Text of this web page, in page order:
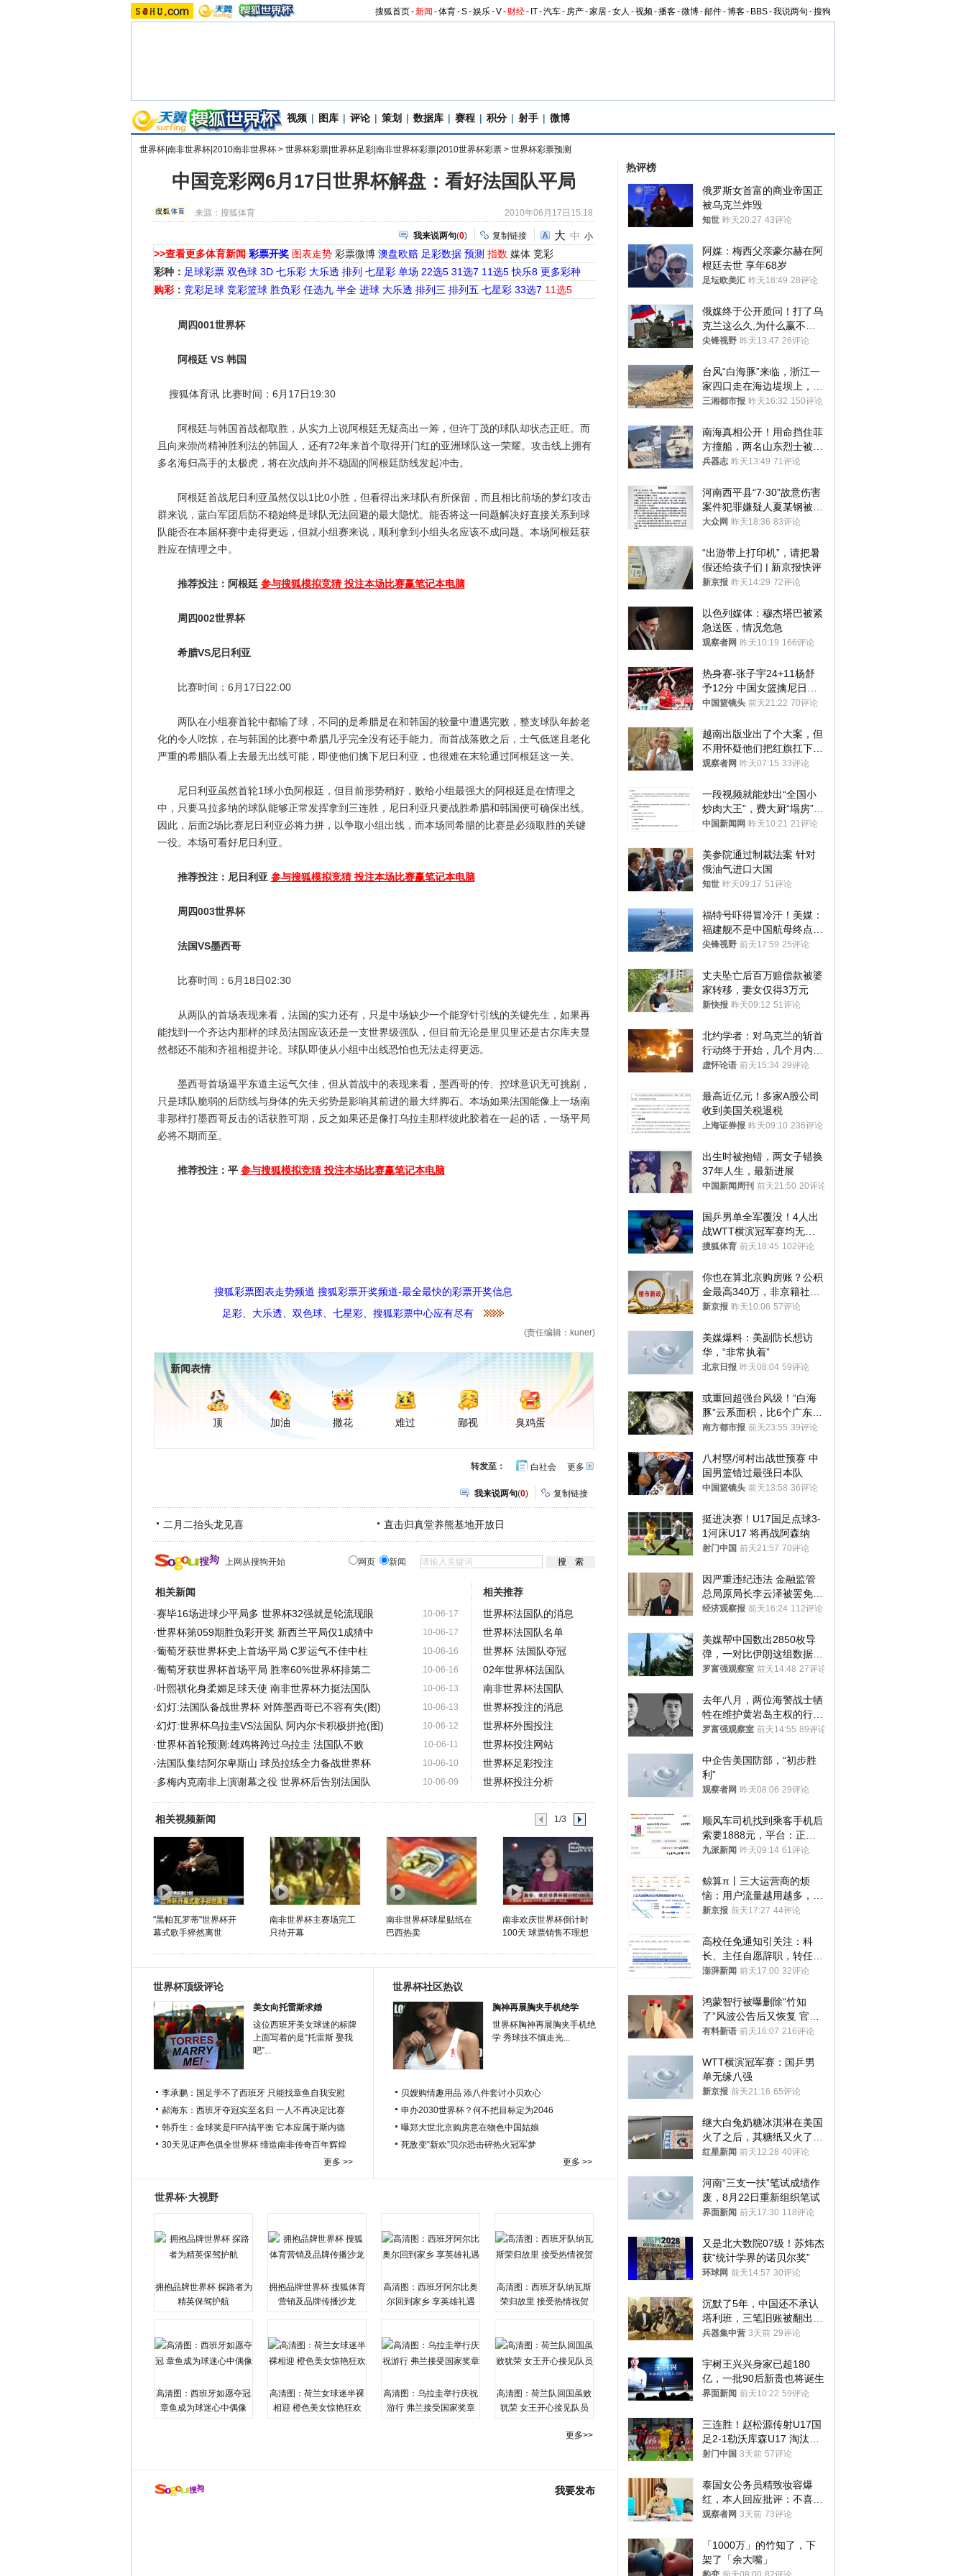
搜狐首页-新闻 -体育-S-娱乐-V- 财经- IT-汽车- 房产-家居-女人 -视频-播客-微博-邮件-博客- BBS-我说两句 -搜狗
视频 | 图库 | 评论 | 策划 | 数据库 | 赛程 | 积分 | 射手 | 微博
世界杯|南非世界杯|2010南非世界杯 > 世界杯彩票|世界杯足彩|南非世界杯彩票|2010世界杯彩票 > 世界杯彩票预测
中国竞彩网6月17日世界杯解盘：看好法国队平局
来源：搜狐体育 2010年06月17日15:18
我来说两句(0) 复制链接 大 中 小
>>查看更多体育新闻 彩票开奖 图表走势 彩票微博 澳盘欧赔 足彩数据 预测 指数 媒体 竞彩
彩种： 足球彩票 双色球 3D 七乐彩 大乐透 排列 七星彩 单场 22选5 31选7 11选5 快乐8 更多彩种
购彩： 竞彩足球 竞彩篮球 胜负彩 任选九 半全 进球 大乐透 排列三 排列五 七星彩 33选7 11选5
周四001世界杯
阿根廷 VS 韩国
搜狐体育讯 比赛时间：6月17日19:30
阿根廷与韩国首战都取胜，从实力上说阿根廷无疑高出一筹，但许丁茂的球队却状态正旺。而
且向来崇尚精神胜利法的韩国人，还有72年来首个取得开门红的亚洲球队这一荣耀。攻击线上拥有
多名海归高手的太极虎，将在次战向并不稳固的阿根廷防线发起冲击。
阿根廷首战尼日利亚虽然仅以1比0小胜，但看得出来球队有所保留，而且相比前场的梦幻攻击
群来说，蓝白军团后防不稳始终是球队无法回避的最大隐忧。能否将这一问题解决好直接关系到球
队能否在本届杯赛中走得更远，但就小组赛来说，顺利拿到小组头名应该不成问题。本场阿根廷获
胜应在情理之中。
推荐投注：阿根廷 参与搜狐模拟竞猜 投注本场比赛赢笔记本电脑
周四002世界杯
希腊VS尼日利亚
比赛时间：6月17日22:00
两队在小组赛首轮中都输了球，不同的是希腊是在和韩国的较量中遭遇完败，整支球队年龄老
化的令人吃惊，在与韩国的比赛中希腊几乎完全没有还手能力。而首战落败之后，士气低迷且老化
严重的希腊队看上去最无出线可能，即使他们擒下尼日利亚，也很难在末轮通过阿根廷这一关。
尼日利亚虽然首轮1球小负阿根廷，但目前形势稍好，败给小组最强大的阿根廷是在情理之
中，只要马拉多纳的球队能够正常发挥拿到三连胜，尼日利亚只要战胜希腊和韩国便可确保出线。
因此，后面2场比赛尼日利亚必将力拼，以争取小组出线，而本场同希腊的比赛是必须取胜的关键
一役。本场可看好尼日利亚。
推荐投注：尼日利亚 参与搜狐模拟竞猜 投注本场比赛赢笔记本电脑
周四003世界杯
法国VS墨西哥
比赛时间：6月18日02:30
从两队的首场表现来看，法国的实力还有，只是中场缺少一个能穿针引线的关键先生，如果再
能找到一个齐达内那样的球员法国应该还是一支世界级强队，但目前无论是里贝里还是古尔库夫显
然都还不能和齐祖相提并论。球队即使从小组中出线恐怕也无法走得更远。
墨西哥首场逼平东道主运气欠佳，但从首战中的表现来看，墨西哥的传、控球意识无可挑剔，
只是球队脆弱的后防线与身体的先天劣势是影响其前进的最大绊脚石。本场如果法国能像上一场南
非那样打墨西哥反击的话获胜可期，反之如果还是像打乌拉圭那样彼此胶着在一起的话，一场平局
必将不期而至。
推荐投注：平 参与搜狐模拟竞猜 投注本场比赛赢笔记本电脑
搜狐彩票图表走势频道 搜狐彩票开奖频道-最全最快的彩票开奖信息
足彩、大乐透、双色球、七星彩、搜狐彩票中心应有尽有
(责任编辑：kuner)
新闻表情
顶 加油 撒花 难过 鄙视 臭鸡蛋
更多开
网
瓣
转发至： 白社会
我来说两句(0) 复制链接
二月二抬头龙见喜 直击归真堂养熊基地开放日
上网从搜狗开始 网页 新闻
相关新闻
10-06-17
·赛毕16场进球少平局多 世界杯32强就是轮流现眼
10-06-17
·世界杯第059期胜负彩开奖 新西兰平局仅1成猜中
10-06-16
·葡萄牙获世界杯史上首场平局 C罗运气不佳中柱
10-06-16
·葡萄牙获世界杯首场平局 胜率60%世界杯排第二
10-06-13
·叶熙祺化身柔媚足球天使 南非世界杯力挺法国队
10-06-13
·幻灯:法国队备战世界杯 对阵墨西哥已不容有失(图)
10-06-12
·幻灯:世界杯乌拉圭VS法国队 阿内尔卡积极拼抢(图)
10-06-11
·世界杯首轮预测:雄鸡将跨过乌拉圭 法国队不败
10-06-10
·法国队集结阿尔卑斯山 球员拉练全力备战世界杯
10-06-09
·多梅内克南非上演谢幕之役 世界杯后告别法国队
相关推荐
世界杯法国队的消息
世界杯法国队名单
世界杯 法国队夺冠
02年世界杯法国队
南非世界杯法国队
世界杯投注的消息
世界杯外围投注
世界杯投注网站
世界杯足彩投注
世界杯投注分析
相关视频新闻 1/3
"黑帕瓦罗蒂"世界杯开
幕式歌手猝然离世
南非世界杯主赛场完工
只待开幕
南非世界杯球星贴纸在
巴西热卖
南非欢庆世界杯倒计时
100天 球票销售不理想
世界杯顶级评论
美女向托雷斯求婚
这位西班牙美女球迷的标牌
上面写着的是“托雷斯 娶我
吧”...
李承鹏：国足学不了西班牙 只能找章鱼自我安慰
郝海东：西班牙夺冠实至名归 一人不再决定比赛
韩乔生：金球奖是FIFA搞平衡 它本应属于斯内德
30天见证声色俱全世界杯 缔造南非传奇百年辉煌
更多 >>
世界杯社区热议
胸神再展胸夹手机绝学
世界杯胸神再展胸夹手机绝
学 秀球技不慎走光...
贝嫂购情趣用品 添八件套讨小贝欢心
申办2030世界杯？何不把目标定为2046
曝郑大世北京购房意在物色中国姑娘
死敌变“新欢”贝尔恐击碎热火冠军梦
更多 >>
世界杯·大视野
拥抱品牌世界杯 探路者为
精英保驾护航
拥抱品牌世界杯 搜狐体育
营销及品牌传播沙龙
高清图：西班牙阿尔比奥
尔回到家乡 享英雄礼遇
高清图：西班牙队纳瓦斯
荣归故里 接受热情祝贺
高清图：西班牙如愿夺冠
章鱼成为球迷心中偶像
高清图：荷兰女球迷半裸
相迎 橙色美女惊艳狂欢
高清图：乌拉圭举行庆祝
游行 弗兰接受国家奖章
高清图：荷兰队回国虽败
犹荣 女王开心接见队员
更多>>
我要发布
热评榜
俄罗斯女首富的商业帝国正
被乌克兰炸毁
知世 昨天20:27 43评论
阿媒：梅西父亲豪尔赫在阿
根廷去世 享年68岁
足坛欧美汇 昨天18:49 28评论
俄媒终于公开质问！打了乌
克兰这么久,为什么赢不了?
答案令人沉默
尖锋视野 昨天13:47 26评论
台风“白海豚”来临，浙江一
家四口走在海边堤坝上，其
中9岁男孩被巨浪卷入海
三湘都市报 昨天16:32 150评论
南海真相公开！用命挡住菲
方撞船，两名山东烈士被授
武警最高荣誉
兵器志 昨天13:49 71评论
河南西平县“7·30”故意伤害
案件犯罪嫌疑人夏某钢被抓
获
大众网 昨天18:36 83评论
“出游带上打印机”，请把暑
假还给孩子们 | 新京报快评
新京报 昨天14:29 72评论
以色列媒体：穆杰塔巴被紧
急送医，情况危急
观察者网 昨天10:19 166评论
热身赛-张子宇24+11杨舒
予12分 中国女篮擒尼日利
亚
中国篮镜头 前天21:22 70评论
越南出版业出了个大案，但
不用怀疑他们把红旗扛下去
的决心
观察者网 昨天07:15 33评论
一段视频就能炒出“全国小
炒肉大王”，费大厨“塌房”了
吗？
中国新闻网 昨天10:21 21评论
美参院通过制裁法案 针对
俄油气进口大国
知世 昨天09:17 51评论
福特号吓得冒冷汗！美媒：
福建舰不是中国航母终点，
而是新起点！
尖锋视野 前天17:59 25评论
丈夫坠亡后百万赔偿款被婆
家转移，妻女仅得3万元
新快报 昨天09:12 51评论
北约学者：对乌克兰的斩首
行动终于开始，几个月内乌
将投降
虚怀论语 前天15:34 29评论
最高近亿元！多家A股公司
收到美国关税退税
上海证券报 昨天09:10 236评论
出生时被抱错，两女子错换
37年人生，最新进展
中国新闻周刊 前天21:50 20评论
国乒男单全军覆没！4人出
战WTT横滨冠军赛均无缘
八强
搜狐体育 前天18:45 102评论
你也在算北京购房账？公积
金最高340万，非京籍社保
1年
新京报 昨天10:06 57评论
美媒爆料：美副防长想访
华，“非常执着”
北京日报 昨天08:04 59评论
或重回超强台风级！“白海
豚”云系面积，比6个广东还
大！深圳官方：注意这件事
南方都市报 前天23:55 39评论
八村塁/河村出战世预赛 中
国男篮错过最强日本队
中国篮镜头 前天13:58 36评论
挺进决赛！U17国足点球3-
1河床U17 将再战阿森纳
射门中国 前天21:57 70评论
因严重违纪违法 金融监管
总局原局长李云泽被罢免全
国人大代表
经济观察报 前天16:24 112评论
美媒帮中国数出2850枚导
弹，一对比伊朗这组数据，
发现出大事了
罗富强观察室 前天14:48 27评论
去年八月，两位海警战士牺
牲在维护黄岩岛主权的行动
中
罗富强观察室 前天14:55 89评论
中企告美国防部，“初步胜
利”
观察者网 昨天08:06 29评论
顺风车司机找到乘客手机后
索要1888元，平台：正和
司机沟通协商
九派新闻 昨天09:14 61评论
鲸算π丨三大运营商的烦
恼：用户流量越用越多，收
入却越来越少
新京报 前天17:27 44评论
高校任免通知引关注：科
长、主任自愿辞职，转任思
政辅导员
澎湃新闻 前天17:00 32评论
鸿蒙智行被曝删除“竹知
了”风波公告后又恢复 官媒
曾力挺：劝华为要大度的，
有料新语 前天16:07 216评论
WTT横滨冠军赛：国乒男
单无缘八强
新京报 前天21:16 65评论
继大白兔奶糖冰淇淋在美国
火了之后，其糖纸又火了！
海外博主盛赞：平面设计经
红星新闻 前天12:28 40评论
河南“三支一扶”笔试成绩作
废，8月22日重新组织笔试
界面新闻 前天17:30 118评论
又是北大数院07级！苏炜杰
获“统计学界的诺贝尔奖”
环球网 前天14:57 30评论
沉默了5年，中国还不承认
塔利班，三笔旧账被翻出，
最大风险出现
兵器集中营 3天前 29评论
宇树王兴兴身家已超180
亿，一批90后新贵也将诞生
界面新闻 前天10:22 59评论
三连胜！赵松源传射U17国
足2-1勒沃库森U17 淘汰赛
将战河床
射门中国 3天前 57评论
泰国女公务员精致妆容爆
红，本人回应批评：不喜欢
就别看
观察者网 3天前 73评论
「1000万」的竹知了，下
架了「余大嘴」